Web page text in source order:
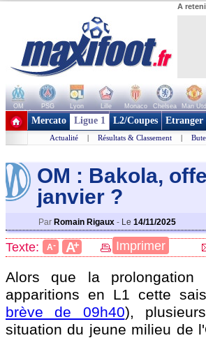
A
OM PSG Lyon Lille Monaco Chelsea Man Utd
+ de clubs
Mercato Ligue 1 L2/Coupes Etranger
Actualité | Résultats & Classement |
OM : Bakola,
janvier ?
Par Romain Rigaux - Le 14/11/2025
Texte: A- A+ Imprimer
Alors que la prolongation
apparitions en L1 cette
brève de 09h40),
situation du jeune milieu de